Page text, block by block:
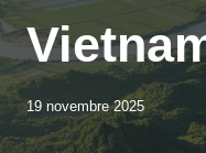
19 novembre 2025